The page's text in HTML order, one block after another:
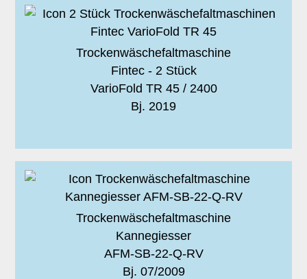
Trockenwäschefaltmaschine
Fintec - 2 Stück
VarioFold TR 45 / 2400
Bj. 2019
Trockenwäschefaltmaschine
Kannegiesser
AFM-SB-22-Q-RV
Bj. 07/2009